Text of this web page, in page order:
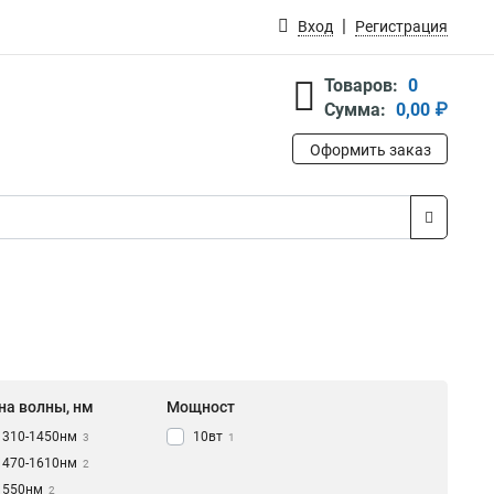
Вход Регистрация
Товаров: 0
Сумма: 0,00 ₽
Оформить заказ
волны, нм
1450нм 3
1610нм 2
2
Мощност
10вт 1